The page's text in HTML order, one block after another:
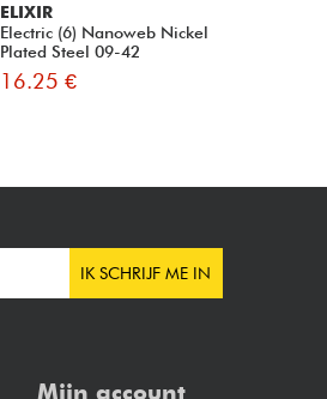
ELIXIR
Electric (6) Nanoweb Nickel
Plated Steel 09-42
16.25 €
IK SCHRIJF ME IN
Mijn account